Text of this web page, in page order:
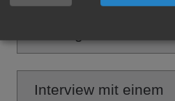
Interview mit einem